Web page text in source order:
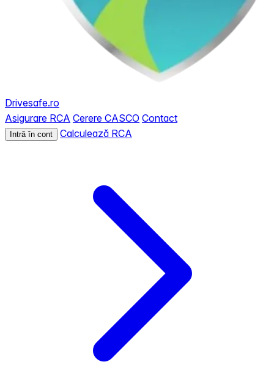
Drivesafe.ro
Asigurare RCA Cerere CASCO Contact
Intră în cont Calculează RCA